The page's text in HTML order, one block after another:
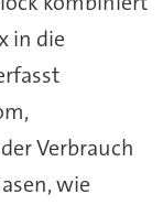
in die
Verbrauch
wie